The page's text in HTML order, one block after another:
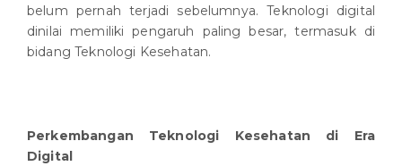
belum pernah terjadi sebelumnya. Teknologi digital
dinilai memiliki pengaruh paling besar, termasuk di
bidang Teknologi Kesehatan.
Perkembangan Teknologi Kesehatan di Era
Digital